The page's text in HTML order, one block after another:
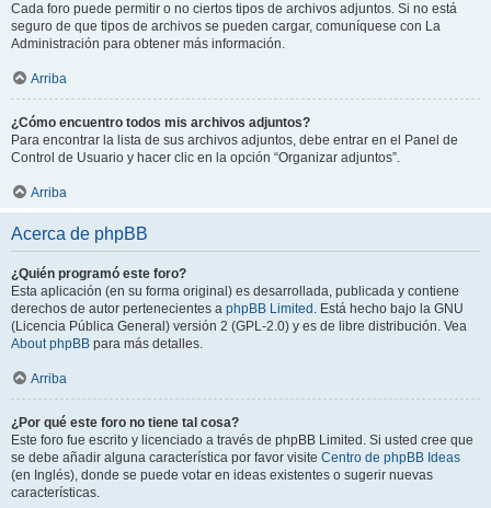
Cada foro puede permitir o no ciertos tipos de archivos adjuntos. Si no está
seguro de que tipos de archivos se pueden cargar, comuníquese con La
Administración para obtener más información.
Arriba
¿Cómo encuentro todos mis archivos adjuntos?
Para encontrar la lista de sus archivos adjuntos, debe entrar en el Panel de
Control de Usuario y hacer clic en la opción “Organizar adjuntos”.
Arriba
Acerca de phpBB
¿Quién programó este foro?
Esta aplicación (en su forma original) es desarrollada, publicada y contiene
derechos de autor pertenecientes a phpBB Limited . Está hecho bajo la GNU
(Licencia Pública General) versión 2 (GPL-2.0) y es de libre distribución. Vea
About phpBB para más detalles.
Arriba
¿Por qué este foro no tiene tal cosa?
Este foro fue escrito y licenciado a través de phpBB Limited. Si usted cree que
se debe añadir alguna característica por favor visite Centro de phpBB Ideas
(en Inglés), donde se puede votar en ideas existentes o sugerir nuevas
características.